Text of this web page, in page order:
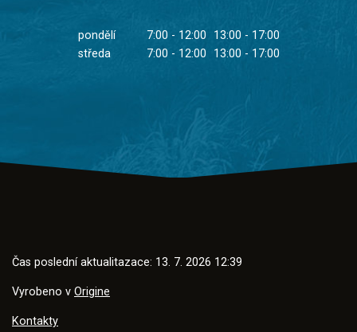
pondělí 7:00 - 12:00
13:00 - 17:00
středa
7:00 - 12:00 13:00 - 17:00
Čas poslední aktualitazace: 13. 7. 2026 12:39
Vyrobeno v Origine
Kontakty